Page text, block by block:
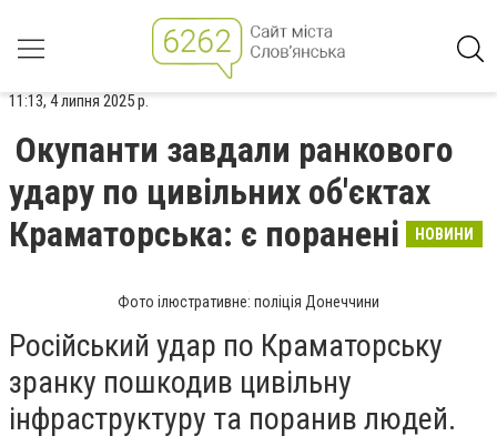
11:13, 4 липня 2025 р.
Окупанти завдали ранкового
удару по цивільних об'єктах
Краматорська: є поранені
НОВИНИ
Фото ілюстративне: поліція Донеччини
Російський удар по Краматорську
зранку пошкодив цивільну
інфраструктуру та поранив людей.